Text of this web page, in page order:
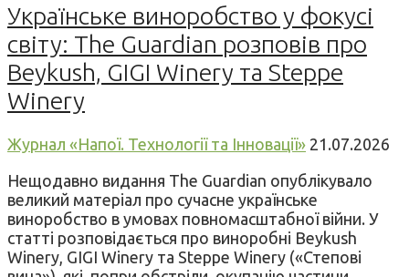
Українське виноробство у фокусі
світу: The Guardian розповів про
Beykush, GIGI Winery та Steppe
Winery
Журнал «Напої. Технології та Інновації» 21.07.2026
Нещодавно видання The Guardian опублікувало
великий матеріал про сучасне українське
виноробство в умовах повномасштабної війни. У
статті розповідається про виноробні Beykush
Winery, GIGI Winery та Steppe Winery («Степові